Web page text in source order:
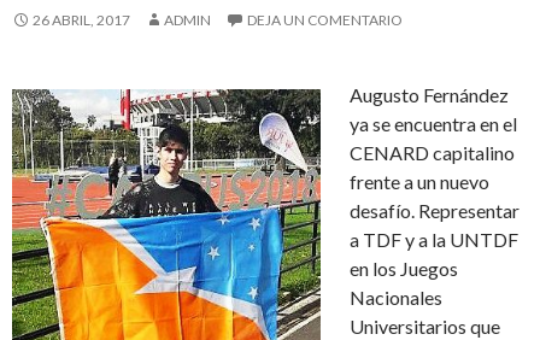
26 ABRIL, 2017 ADMIN DEJA UN COMENTARIO
Augusto Fernández
ya se encuentra en el
CENARD capitalino
frente a un nuevo
desafío. Representar
a TDF y a la UNTDF
en los Juegos
Nacionales
Universitarios que